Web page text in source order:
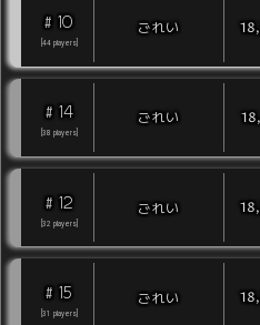
# 10
44 players
ごれい
# 14
38 players
ごれい
# 12
32 players
ごれい
# 15
31 players
ごれい